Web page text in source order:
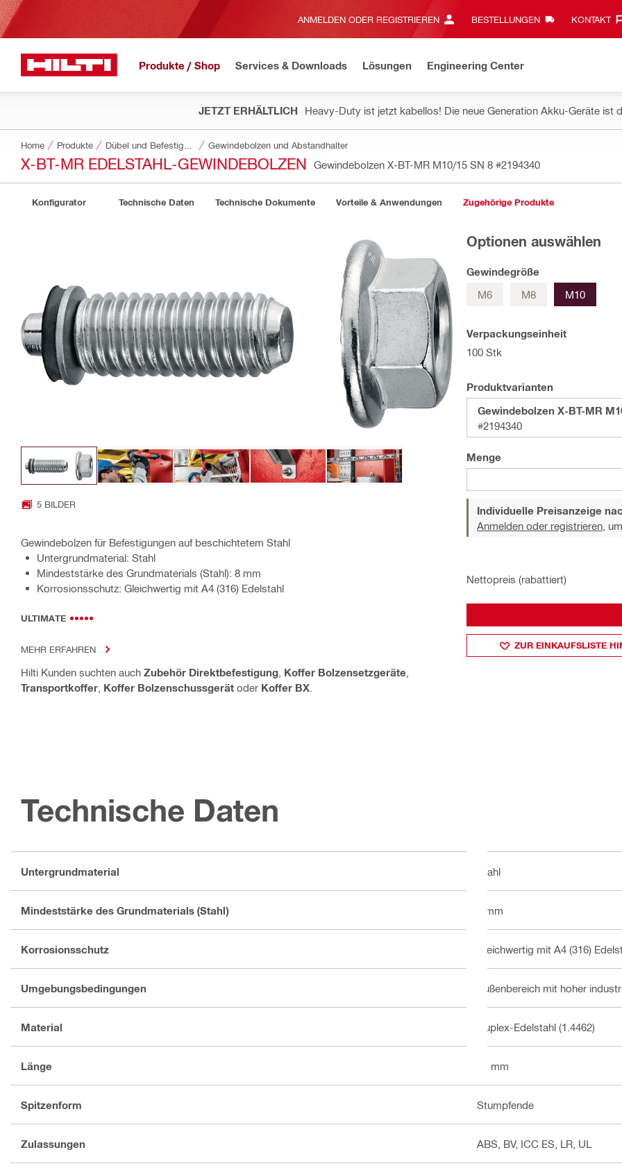
ANMELDEN ODER REGISTRIEREN BESTELLUNGEN KONTAKT‎
Produkte / Shop Services & Downloads Lösungen Engineering Center
JETZT ERHÄLTLICH Heavy-Duty ist jetzt kabellos! Die neue Generation Akku-Geräte ist
Home Produkte Gewindebolzen und Abstandhalter
X-BT-MR EDELSTAHL-GEWINDEBOLZEN Gewindebolzen X-BT-MR M10/15 SN 8 #2194340
Konfigurator Technische Daten Technische Dokumente Vorteile & Anwendungen Zugehörige Produkte
5 BILDER
Gewindebolzen für Befestigungen auf beschichtetem Stahl
Untergrundmaterial: Stahl
Mindeststärke des Grundmaterials (Stahl): 8 mm
Korrosionsschutz: Gleichwertig mit A4 (316) Edelstahl
ULTIMATE
MEHR ERFAHREN
Hilti Kunden suchten auch Zubehör Direktbefestigung Koffer Bolzensetzgeräte
Transportkoffer Koffer Bolzenschussgerät oder Koffer BX
Optionen auswählen
Gewindegröße
M6
M8 M10
Verpackungseinheit
100 Stk
Produktvarianten
Gewindebolzen X-BT-MR
#2194340
Menge
Individuelle Preisanzeige
Anmelden oder registrieren,
Nettopreis (rabattiert)
ZUR EINKAUFSLISTE
Technische Daten
Untergrundmaterial Stahl
Mindeststärke des Grundmaterials (Stahl) 8 mm
Korrosionsschutz Gleichwertig mit A4 (316)
Umgebungsbedingungen Außenbereich mit hoher
Material Duplex-Edelstahl (1.4462)
Länge 31 mm
Spitzenform Stumpfende
Zulassungen ABS, BV, ICC ES, LR, UL